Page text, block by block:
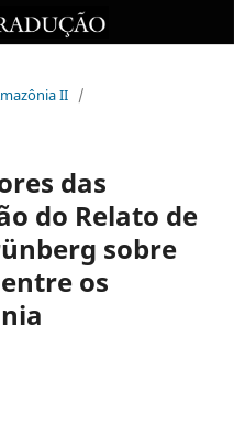
II /
das
do Relato de
sobre
os